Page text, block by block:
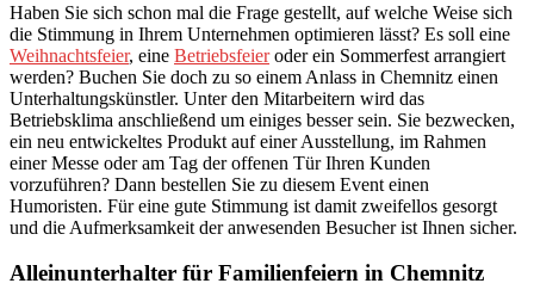
Haben Sie sich schon mal die Frage gestellt, auf welche Weise sich
die Stimmung in Ihrem Unternehmen optimieren lässt? Es soll eine
Weihnachtsfeier, eine Betriebsfeieroder ein Sommerfest arrangiert
werden? Buchen Sie doch zu so einem Anlass in Chemnitz einen
Unterhaltungskünstler. Unter den Mitarbeitern wird das
Betriebsklima anschließend um einiges besser sein. Sie bezwecken,
ein neu entwickeltes Produkt auf einer Ausstellung, im Rahmen
einer Messe oder am Tag der offenen Tür Ihren Kunden
vorzuführen? Dann bestellen Sie zu diesem Event einen
Humoristen. Für eine gute Stimmung ist damit zweifellos gesorgt
und die Aufmerksamkeit der anwesenden Besucher ist Ihnen sicher.
Alleinunterhalter für Familienfeiern in Chemnitz